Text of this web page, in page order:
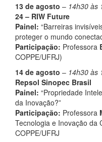
13 de agosto – 14h30 às
24 – RIW Future
Painel: “Barreiras
proteger o mundo
Participação: Professora
COPPE/UFRJ)
14 de agosto – 14h30 às
Repsol Sinopec Brasil
Painel: “Propriedade
da Inovação?”
Participação: Professora
Tecnologia e Inovação da
COPPE/UFRJ